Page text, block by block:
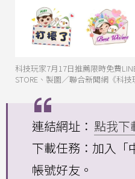
科技玩家7月17日推薦限時免費
STORE、製圖／聯合新聞網《科技
連結網址： 點我下
下載任務：加入「
帳號好友。